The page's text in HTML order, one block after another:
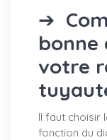
➔
bonne
votre
Il faut choisir
fonction du